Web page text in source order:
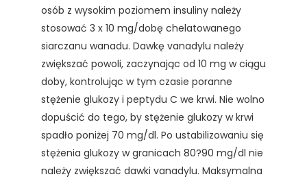
osób z wysokim poziomem insuliny należy
stosować 3 x 10 mg/dobę chelatowanego
siarczanu wanadu. Dawkę vanadylu należy
zwiększać powoli, zaczynając od 10 mg w ciągu
doby, kontrolując w tym czasie poranne
stężenie glukozy i peptydu C we krwi. Nie wolno
dopuścić do tego, by stężenie glukozy w krwi
spadło poniżej 70 mg/dl. Po ustabilizowaniu się
stężenia glukozy w granicach 80?90 mg/dl nie
należy zwiększać dawki vanadylu. Maksymalna